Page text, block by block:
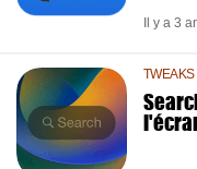
Il y a 3
TWEAKS